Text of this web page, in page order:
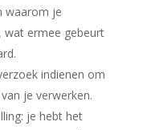
waarom je
wat ermee gebeurt
indienen om
je verwerken.
je hebt het